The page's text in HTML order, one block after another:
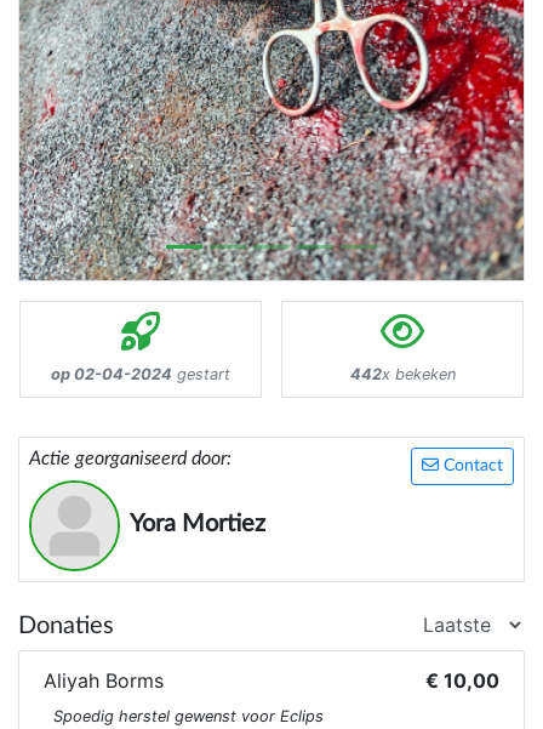
op 02-04-2024 gestart 442x bekeken
Contact
Actie georganiseerd door:
Yora Mortiez
Donaties
Aliyah Borms € 10,00
Spoedig herstel gewenst voor Eclips